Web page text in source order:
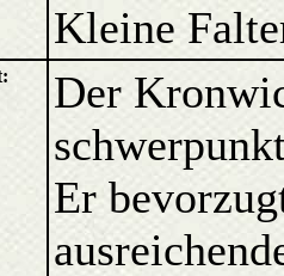
Kleine
Der
Er